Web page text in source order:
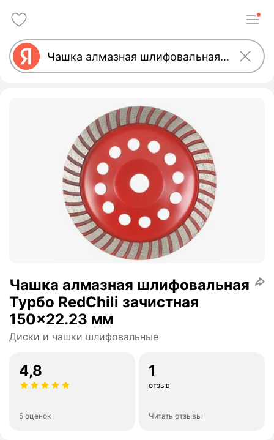
Чашка алмазная шлифовальная
Турбо RedChili зачистная
150x22.23 мм
Диски и чашки шлифовальные
4,8
5 оценок
1
отзыв
Читать отзывы